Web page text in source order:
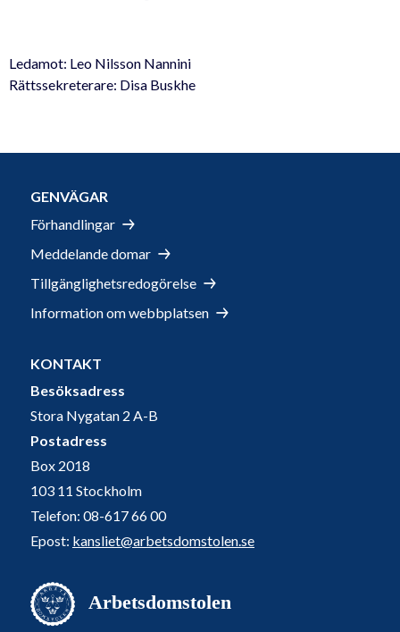
Ledamot: Leo Nilsson Nannini
Rättssekreterare: Disa Buskhe
GENVÄGAR
Förhandlingar
Meddelande domar
Tillgänglighetsredogörelse
Information om webbplatsen
KONTAKT
Besöksadress
Stora Nygatan 2 A-B
Postadress
Box 2018
103 11 Stockholm
Telefon: 08-617 66 00
Epost: kansliet@arbetsdomstolen.se